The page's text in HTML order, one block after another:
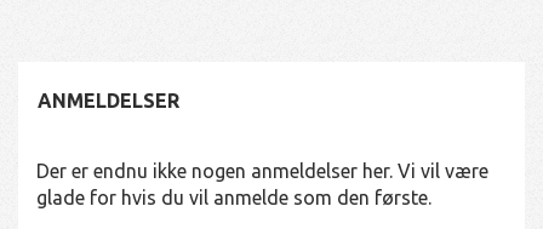
ANMELDELSER
Der er endnu ikke nogen anmeldelser her. Vi vil være
glade for hvis du vil anmelde som den første.